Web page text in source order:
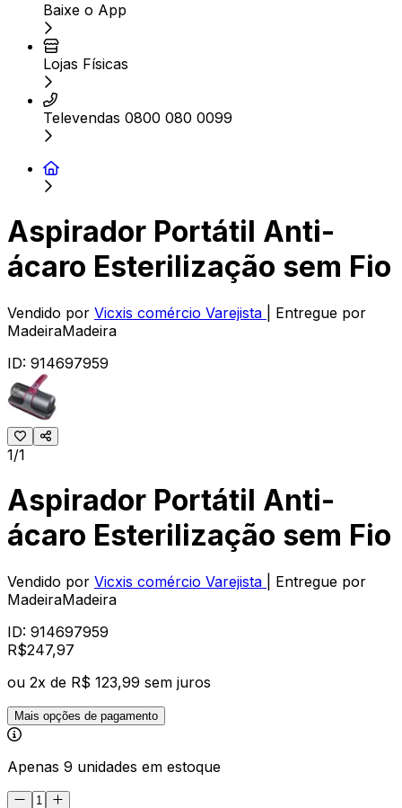
Baixe o App
Lojas Físicas
Televendas 0800 080 0099
Aspirador Portátil Anti-
ácaro Esterilização sem Fio
Vendido por Vicxis comércio Varejista
| Entregue por
MadeiraMadeira
ID: 914697959
1/1
Aspirador Portátil Anti-
ácaro Esterilização sem Fio
Vendido por Vicxis comércio Varejista
| Entregue por
MadeiraMadeira
ID: 914697959
R$247,97
ou 2x de R$ 123,99 sem juros
Mais opções de pagamento
Apenas 9 unidades em estoque